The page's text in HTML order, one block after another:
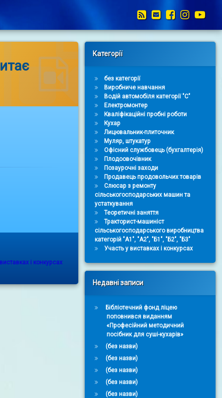
RSSE-mailFacebook
і конкурсах
Right Sidebar
Категорії
без категорії
Виробниче навчання
Водій автомобіля категорії "С"
Електромонтер
Кваліфікаційні пробні роботи
Кухар
Лицювальник-плиточник
Муляр, штукатур
Офісний службовець (бухгалтерія)
Плодоовочівник
Позаурочні заходи
Продавець продовольчих товарів
Слюсар з ремонту
сільськогосподарських машин та
устаткування
Теоретичні заняття
Тракторист-машиніст
сільськогосподарського виробництва
категорій "А1", "А2", "Б1", "Б2", "Б3"
Участь у виставках і конкурсах
Недавні записи
Бібліотечний фонд ліцею
поповнився виданням
«Професійний методичний
посібник для суші-кухарів»
(без назви)
(без назви)
(без назви)
(без назви)
(без назви)